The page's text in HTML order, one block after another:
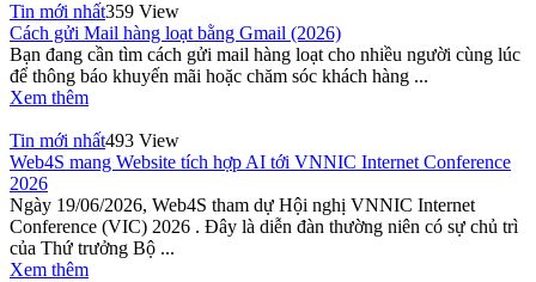
Tin mới nhất359 View
Cách gửi Mail hàng loạt bằng Gmail (2026)
Bạn đang cần tìm cách gửi mail hàng loạt cho nhiều người cùng lúc
để thông báo khuyến mãi hoặc chăm sóc khách hàng ...
Xem thêm
Tin mới nhất493 View
Web4S mang Website tích hợp AI tới VNNIC Internet Conference
2026
Ngày 19/06/2026, Web4S tham dự Hội nghị VNNIC Internet
Conference (VIC) 2026 . Đây là diễn đàn thường niên có sự chủ trì
của Thứ trưởng Bộ ...
Xem thêm